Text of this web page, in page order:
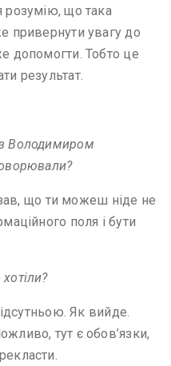
розумію, що така
привернути увагу до
допомогти. Тобто це
результат.
Володимиром
що ти можеш ніде не
поля і бути
Як вийде.
тут є обов’язки,